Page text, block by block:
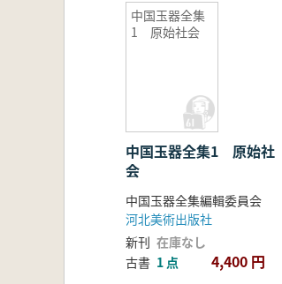
中国玉器全集
1 原始社会
中国玉器全集1 原始社
会
中国玉器全集編輯委員会
河北美術出版社
新刊 在庫なし
古書 1 点 4,400 円